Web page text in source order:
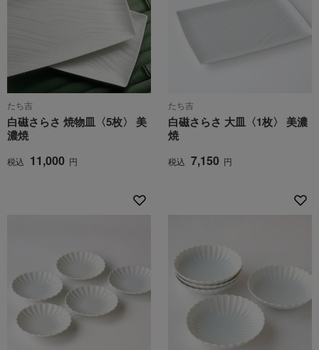
たち吉
白磁さらさ 焼物皿〈5枚〉 美
濃焼
税込 11,000 円
たち吉
白磁さらさ 大皿〈1枚〉 美濃
焼
税込 7,150 円